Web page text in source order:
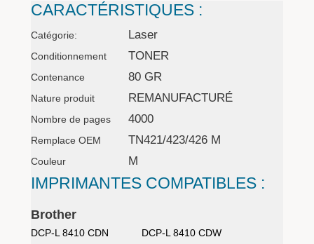
CARACTÉRISTIQUES :
Catégorie: Laser
Conditionnement TONER
Contenance 80 GR
Nature produit REMANUFACTURÉ
Nombre de pages 4000
Remplace OEM TN421/423/426 M
Couleur M
IMPRIMANTES COMPATIBLES :
Brother
DCP-L 8410 CDN
DCP-L 8410 CDW